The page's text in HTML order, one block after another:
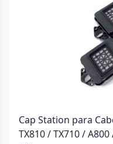
Cap Station para
TX810 / TX710 /